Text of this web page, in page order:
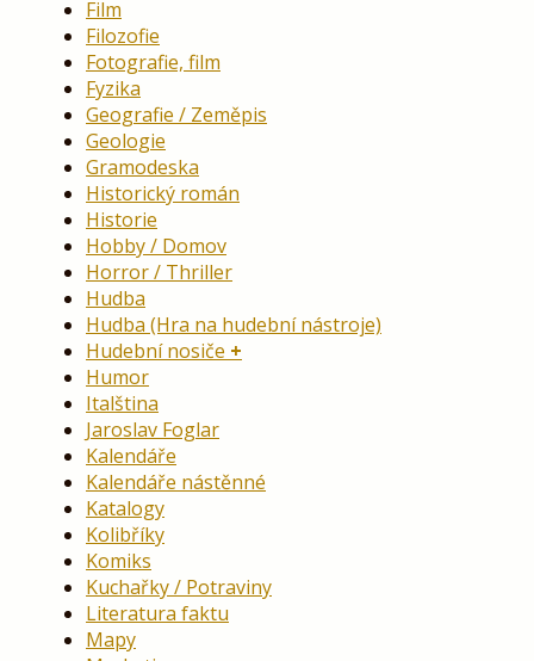
Film
Filozofie
Fotografie, film
Fyzika
Geografie / Zeměpis
Geologie
Gramodeska
Historický román
Historie
Hobby / Domov
Horror / Thriller
Hudba
Hudba (Hra na hudební nástroje)
Hudební nosiče
Humor
Italština
Jaroslav Foglar
Kalendáře
Kalendáře nástěnné
Katalogy
Kolibříky
Komiks
Kuchařky / Potraviny
Literatura faktu
Mapy